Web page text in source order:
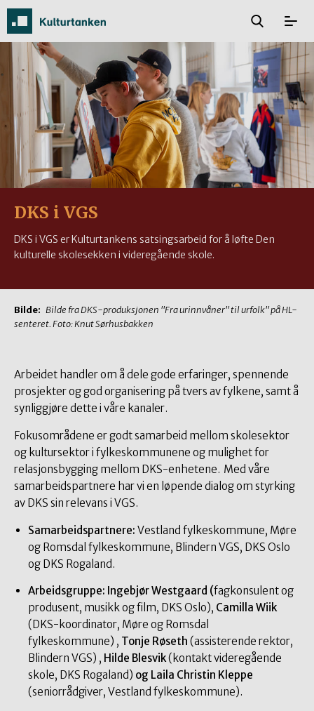
DKS i VGS
DKS i VGS er Kulturtankens satsingsarbeid for å løfte Den
kulturelle skolesekken i videregående skole.
Bilde: Bilde fra DKS-produksjonen "Fra urinnvåner" til urfolk" på HL-
senteret. Foto: Knut Sørhusbakken
Arbeidet handler om å dele gode erfaringer, spennende
prosjekter og god organisering på tvers av fylkene, samt å
synliggjøre dette i våre kanaler.
Fokusområdene er godt samarbeid mellom skolesektor
og kultursektor i fylkeskommunene og mulighet for
relasjonsbygging mellom DKS-enhetene. Med våre
samarbeidspartnere har vi en løpende dialog om styrking
av DKS sin relevans i VGS.
Samarbeidspartnere: Vestland fylkeskommune, Møre
og Romsdal fylkeskommune, Blindern VGS, DKS Oslo
og DKS Rogaland.
Arbeidsgruppe: Ingebjør Westgaard (fagkonsulent og
produsent, musikk og film, DKS Oslo), Camilla Wiik
(DKS-koordinator, Møre og Romsdal
fylkeskommune) , Tonje Røseth (assisterende rektor,
Blindern VGS) , Hilde Blesvik(kontakt videregående
skole, DKS Rogaland) og Laila Christin Kleppe
(seniorrådgiver, Vestland fylkeskommune).